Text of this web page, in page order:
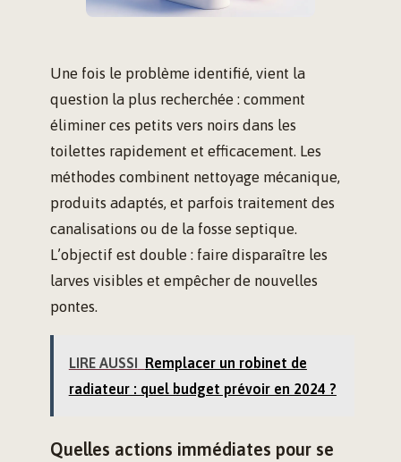
Une fois le problème identifié, vient la
question la plus recherchée : comment
éliminer ces petits vers noirs dans les
toilettes rapidement et efficacement. Les
méthodes combinent nettoyage mécanique,
produits adaptés, et parfois traitement des
canalisations ou de la fosse septique.
L’objectif est double : faire disparaître les
larves visibles et empêcher de nouvelles
pontes.
LIRE AUSSI Remplacer un robinet de
radiateur : quel budget prévoir en 2024 ?
Quelles actions immédiates pour se